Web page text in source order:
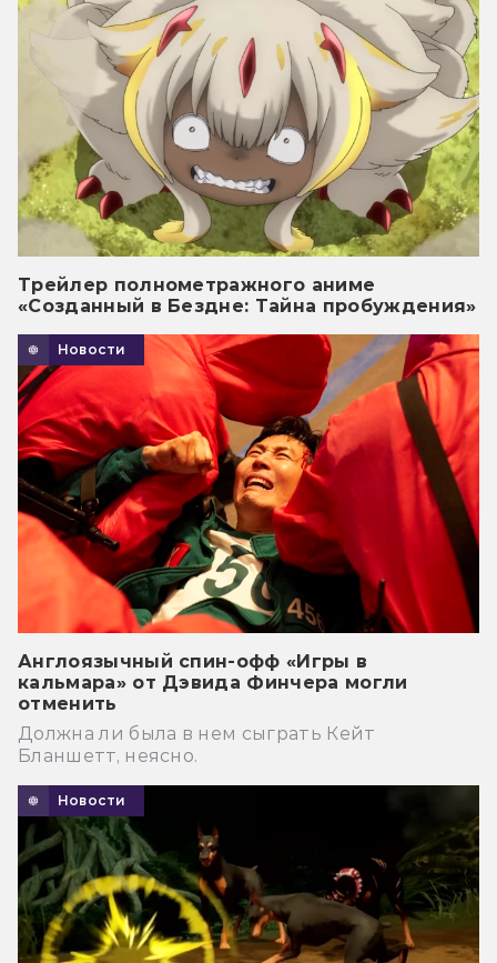
Трейлер полнометражного аниме
«Созданный в Бездне: Тайна пробуждения»
Новости
Англоязычный спин-офф «Игры в
кальмара» от Дэвида Финчера могли
отменить
Должна ли была в нем сыграть Кейт
Бланшетт, неясно.
Новости